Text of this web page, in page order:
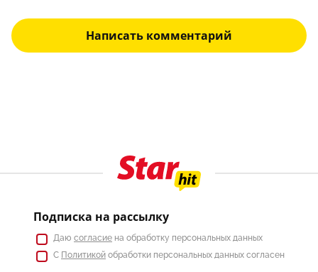
Написать комментарий
Подписка на рассылку
Даю согласие на обработку персональных данных
С Политикой обработки персональных данных согласен